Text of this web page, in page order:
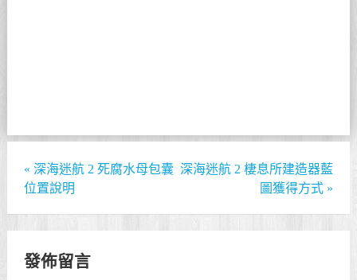
« 深海迷航 2 死腐水母包囊
位置說明
深海迷航 2 棲息所建造器藍
圖獲得方式 »
發佈留言